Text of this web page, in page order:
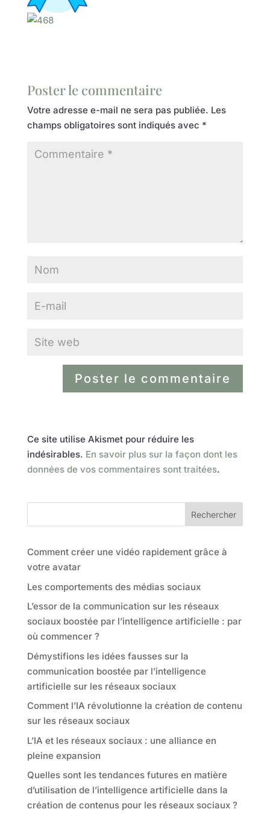
Poster le commentaire
Votre adresse e-mail ne sera pas publiée. Les
champs obligatoires sont indiqués avec *
Ce site utilise Akismet pour réduire les
indésirables. En savoir plus sur la façon dont les
données de vos commentaires sont traitées.
Rechercher
Comment créer une vidéo rapidement grâce à
votre avatar
Les comportements des médias sociaux
L’essor de la communication sur les réseaux
sociaux boostée par l’intelligence artificielle : par
où commencer ?
Démystifions les idées fausses sur la
communication boostée par l’intelligence
artificielle sur les réseaux sociaux
Comment l’IA révolutionne la création de contenu
sur les réseaux sociaux
L’IA et les réseaux sociaux : une alliance en
pleine expansion
Quelles sont les tendances futures en matière
d’utilisation de l’intelligence artificielle dans la
création de contenus pour les réseaux sociaux ?